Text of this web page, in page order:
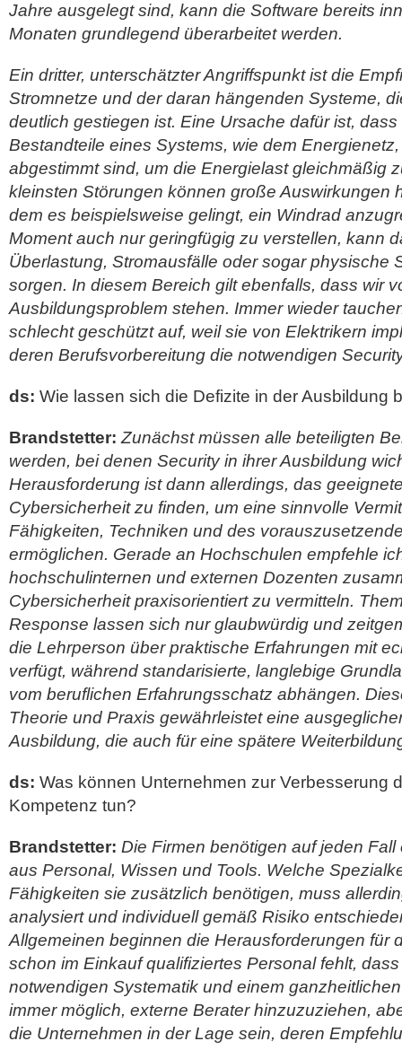
Jahre ausgelegt sind, kann die Software bereits
Monaten grundlegend überarbeitet werden.
Ein dritter, unterschätzter Angriffspunkt ist die
Stromnetze und der daran hängenden Systeme,
deutlich gestiegen ist. Eine Ursache dafür ist,
Bestandteile eines Systems, wie dem
abgestimmt sind, um die Energielast gleichmäßig
kleinsten Störungen können große Auswirkungen
dem es beispielsweise gelingt, ein Windrad
Moment auch nur geringfügig zu verstellen, kann
Überlastung, Stromausfälle oder sogar physische
sorgen. In diesem Bereich gilt ebenfalls, dass wir
Ausbildungsproblem stehen. Immer wieder
schlecht geschützt auf, weil sie von Elektrikern
deren Berufsvorbereitung die notwendigen
ds: Wie lassen sich die Defizite in der Ausbildung
Brandstetter: Zunächst müssen alle beteiligten
werden, bei denen Security in ihrer Ausbildung
Herausforderung ist dann allerdings, das
Cybersicherheit zu finden, um eine sinnvolle
Fähigkeiten, Techniken und des
ermöglichen. Gerade an Hochschulen empfehle
hochschulinternen und externen Dozenten
Cybersicherheit praxisorientiert zu vermitteln.
Response lassen sich nur glaubwürdig und
die Lehrperson über praktische Erfahrungen mit
verfügt, während standarisierte, langlebige
vom beruflichen Erfahrungsschatz abhängen.
Theorie und Praxis gewährleistet eine
Ausbildung, die auch für eine spätere
ds: Was können Unternehmen zur Verbesserung
Kompetenz tun?
Brandstetter: Die Firmen benötigen auf jeden
aus Personal, Wissen und Tools. Welche
Fähigkeiten sie zusätzlich benötigen, muss
analysiert und individuell gemäß Risiko
Allgemeinen beginnen die Herausforderungen für
schon im Einkauf qualifiziertes Personal fehlt,
notwendigen Systematik und einem
immer möglich, externe Berater hinzuzuziehen,
die Unternehmen in der Lage sein, deren